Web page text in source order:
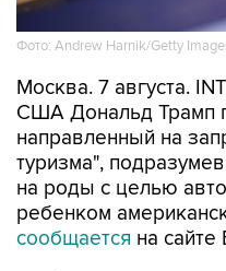
Фото: Andrew Harnik/Getty
Москва. 7 августа.
США Дональд Трамп
направленный на
туризма",
на роды с целью
ребенком
сообщается на